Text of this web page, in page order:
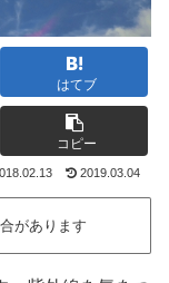
はてブ
コピー
2019.03.04
があります